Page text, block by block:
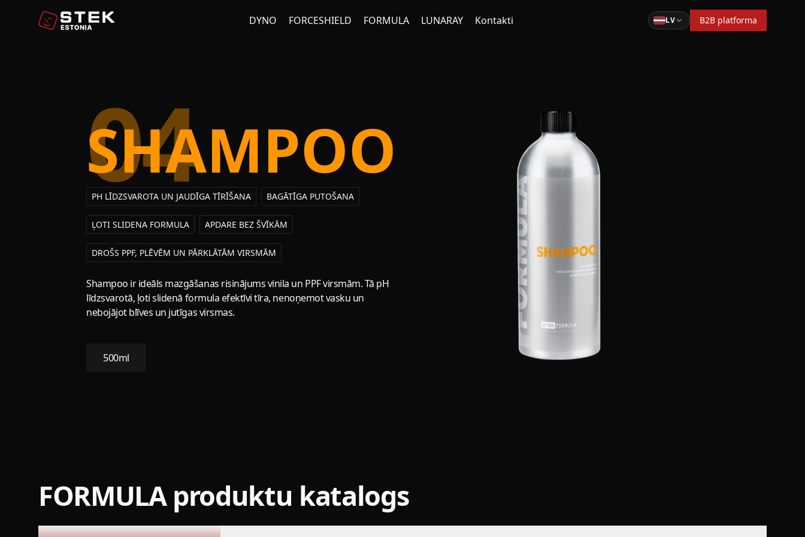
DYNO FORCESHIELD FORMULA LUNARAY Kontakti LV B2B platforma
04
SHAMPOO
PH LĪDZSVAROTA UN JAUDĪGA TĪRĪŠANA BAGĀTĪGA PUTOŠANA
ĻOTI SLIDENA FORMULA APDARE BEZ ŠVĪKĀM
DROŠS PPF, PLĒVĒM UN PĀRKLĀTĀM VIRSMĀM
Shampoo ir ideāls mazgāšanas risinājums vinila un PPF virsmām. Tā pH
līdzsvarotā, ļoti slidenā formula efektīvi tīra, nenoņemot vasku un
nebojājot blīves un jutīgas virsmas.
500ml
FORMULA produktu katalogs